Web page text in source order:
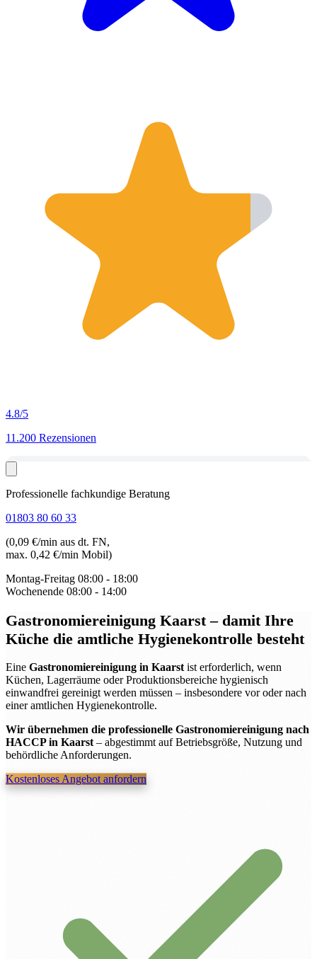
4.8/5
11.200 Rezensionen
Professionelle fachkundige Beratung
01803 80 60 33
(0,09 €/min aus dt. FN,
max. 0,42 €/min Mobil)
Montag-Freitag 08:00 - 18:00
Wochenende 08:00 - 14:00
Gastronomiereinigung Kaarst– damit Ihre
Küche die amtliche Hygienekontrolle besteht
Eine Gastronomiereinigung in Kaarst ist erforderlich, wenn
Küchen, Lagerräume oder Produktionsbereiche hygienisch
einwandfrei gereinigt werden müssen – insbesondere vor oder nach
einer amtlichen Hygienekontrolle.
Wir übernehmen die professionelle Gastronomiereinigung nach
HACCP in Kaarst– abgestimmt auf Betriebsgröße, Nutzung und
behördliche Anforderungen.
Kostenloses Angebot anfordern